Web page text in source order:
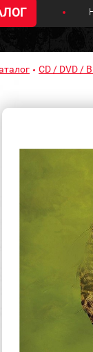
CD / DVD /